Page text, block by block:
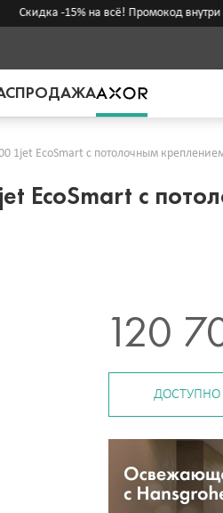
-15% на всё! Промокод внутри →
1jet EcoSmart с потолочным
EcoSmart с
120
ДОСТУПНО